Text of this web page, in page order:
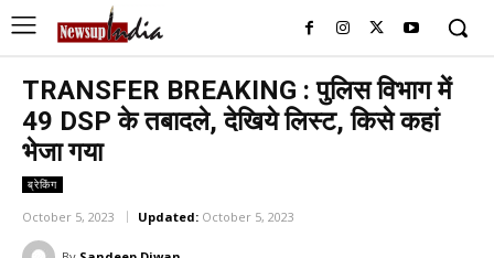
TRANSFER BREAKING : पुलिस विभाग में
49 DSP के तबादले, देखिये लिस्ट, किसे कहां
भेजा गया
ब्रेकिंग
October 5, 2023 Updated: October 5, 2023